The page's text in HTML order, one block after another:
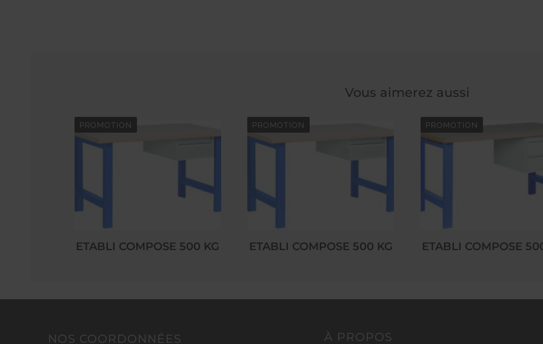
Vous aimerez aussi
PROMOTION
ETABLI COMPOSE 500 KG
PROMOTION
ETABLI COMPOSE 500 KG
PROMOTION
ETABLI COMPOSE
NOS COORDONNÉES À PROPOS